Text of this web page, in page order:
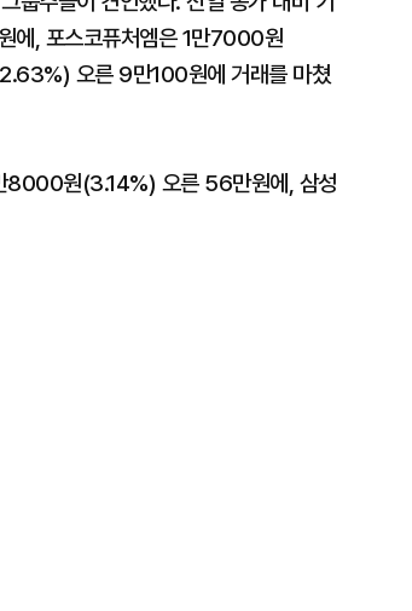
, 포스코퓨처엠은 1만7000원
오른 9만100원에 거래를 마쳤
8000원(3.14%) 오른 56만원에, 삼성